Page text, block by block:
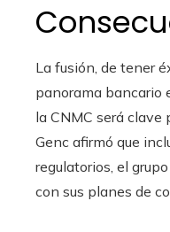
La fusión, de tener
panorama bancario
la CNMC será clave
Genc afirmó que
regulatorios, el
con sus planes de